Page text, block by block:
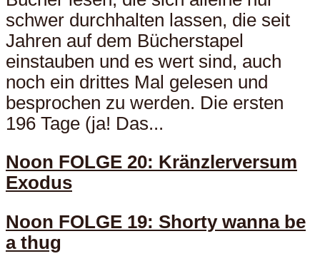
schwer durchhalten lassen, die seit
Jahren auf dem Bücherstapel
einstauben und es wert sind, auch
noch ein drittes Mal gelesen und
besprochen zu werden. Die ersten
196 Tage (ja! Das...
Noon FOLGE 20: Kränzlerversum
Exodus
Noon FOLGE 19: Shorty wanna be
a thug